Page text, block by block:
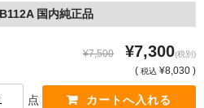
国内純正品
¥7,500 ¥7,300(税別)
( 税込 ¥8,030 )
点